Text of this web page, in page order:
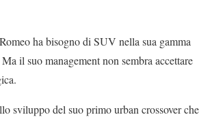
ha bisogno di SUV nella sua gamma
il suo management non sembra accettare
sviluppo del suo primo urban crossover che